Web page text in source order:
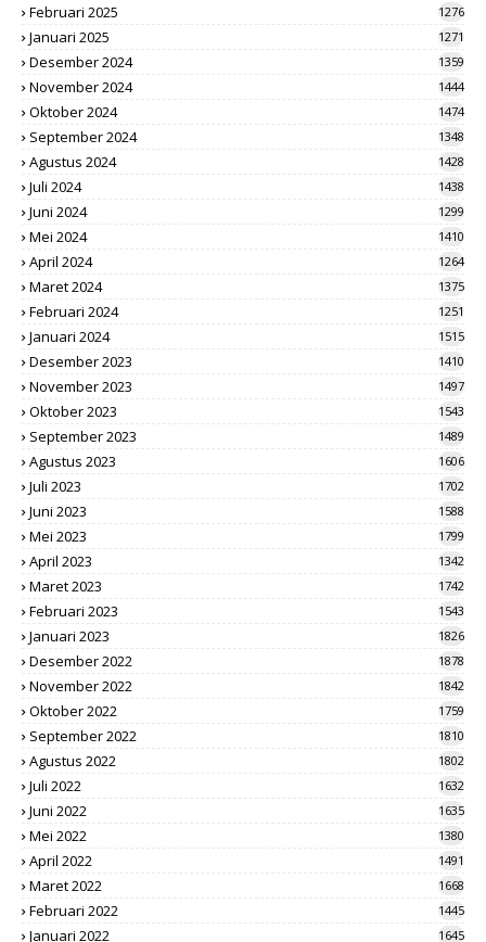
Februari 2025 1276
Januari 2025 1271
Desember 2024 1359
November 2024 1444
Oktober 2024 1474
September 2024 1348
Agustus 2024 1428
Juli 2024 1438
Juni 2024 1299
Mei 2024 1410
April 2024 1264
Maret 2024 1375
Februari 2024 1251
Januari 2024 1515
Desember 2023 1410
November 2023 1497
Oktober 2023 1543
September 2023 1489
Agustus 2023 1606
Juli 2023 1702
Juni 2023 1588
Mei 2023 1799
April 2023 1342
Maret 2023 1742
Februari 2023 1543
Januari 2023 1826
Desember 2022 1878
November 2022 1842
Oktober 2022 1759
September 2022 1810
Agustus 2022 1802
Juli 2022 1632
Juni 2022 1635
Mei 2022 1380
April 2022 1491
Maret 2022 1668
Februari 2022 1445
Januari 2022 1645